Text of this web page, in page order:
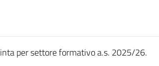
per settore formativo a.s. 2025/26.